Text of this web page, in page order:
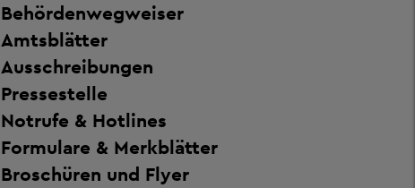
Behördenwegweiser
Amtsblätter
Ausschreibungen
Pressestelle
Notrufe & Hotlines
Formulare & Merkblätter
Broschüren und Flyer